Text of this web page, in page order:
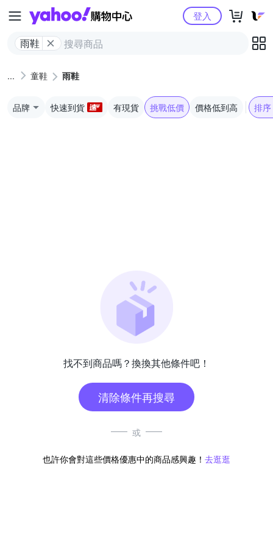
Yahoo購物中心
雨鞋
登入
童鞋 雨鞋
品牌 快速到貨 有現貨 挑戰低價 價格低到高 排序
找不到商品嗎？換換其他條件吧！
清除條件再搜尋
或
也許你會對這些價格優惠中的商品感興趣！ 去逛逛